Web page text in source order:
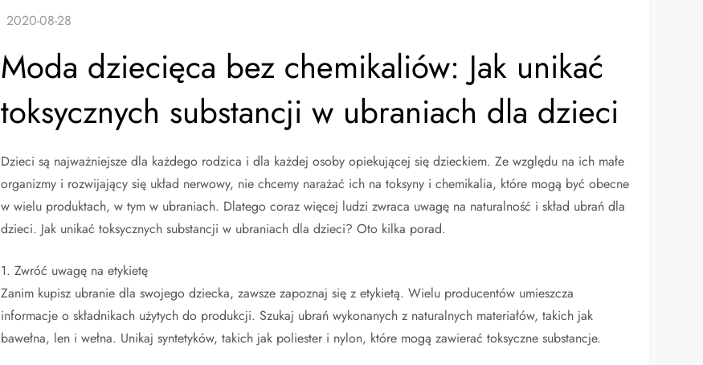
Moda dziecięca bez chemikaliów: Jak unikać
toksycznych substancji w ubraniach dla dzieci
Dzieci są najważniejsze dla każdego rodzica i dla każdej osoby opiekującej się dzieckiem. Ze względu na ich małe
organizmy i rozwijający się układ nerwowy, nie chcemy narażać ich na toksyny i chemikalia, które mogą być obecne
w wielu produktach, w tym w ubraniach. Dlatego coraz więcej ludzi zwraca uwagę na naturalność i skład ubrań dla
dzieci. Jak unikać toksycznych substancji w ubraniach dla dzieci? Oto kilka porad.
1. Zwróć uwagę na etykietę
Zanim kupisz ubranie dla swojego dziecka, zawsze zapoznaj się z etykietą. Wielu producentów umieszcza
informacje o składnikach użytych do produkcji. Szukaj ubrań wykonanych z naturalnych materiałów, takich jak
bawełna, len i wełna. Unikaj syntetyków, takich jak poliester i nylon, które mogą zawierać toksyczne substancje.